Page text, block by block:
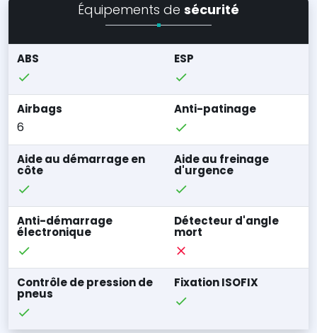
Équipements de sécurité
ABS ESP
Airbags
6
Anti-patinage
Aide au démarrage en
côte
Aide au freinage
d'urgence
Anti-démarrage
électronique
Détecteur d'angle
mort
Contrôle de pression de
pneus
Fixation ISOFIX